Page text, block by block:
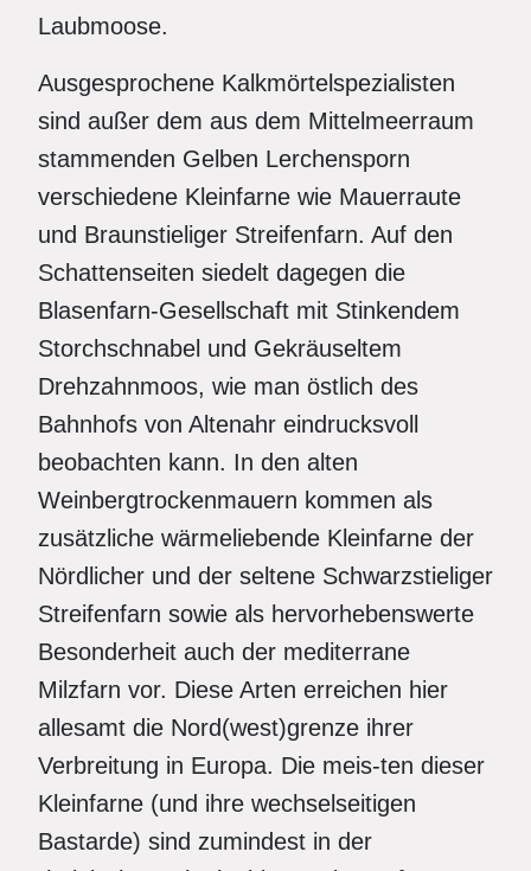
Laubmoose.
Ausgesprochene Kalkmörtelspezialisten
sind außer dem aus dem Mittelmeerraum
stammenden Gelben Lerchensporn
verschiedene Kleinfarne wie Mauerraute
und Braunstieliger Streifenfarn. Auf den
Schattenseiten siedelt dagegen die
Blasenfarn-Gesellschaft mit Stinkendem
Storchschnabel und Gekräuseltem
Drehzahnmoos, wie man östlich des
Bahnhofs von Altenahr eindrucksvoll
beobachten kann. In den alten
Weinbergtrockenmauern kommen als
zusätzliche wärmeliebende Kleinfarne der
Nördlicher und der seltene Schwarzstieliger
Streifenfarn sowie als hervorhebenswerte
Besonderheit auch der mediterrane
Milzfarn vor. Diese Arten erreichen hier
allesamt die Nord(west)grenze ihrer
Verbreitung in Europa. Die meis-ten dieser
Kleinfarne (und ihre wechselseitigen
Bastarde) sind zumindest in der